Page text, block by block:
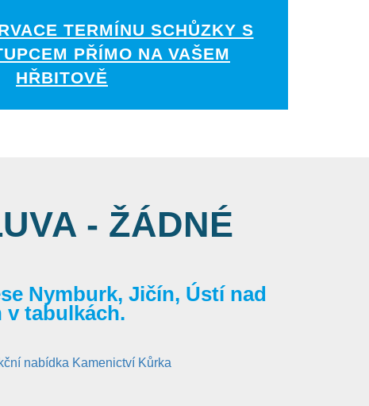
TERMÍNU SCHŮZKY S
PŘÍMO NA VAŠEM
HŘBITOVĚ
- ŽÁDNÉ
Nymburk, Jičín, Ústí nad
v tabulkách.